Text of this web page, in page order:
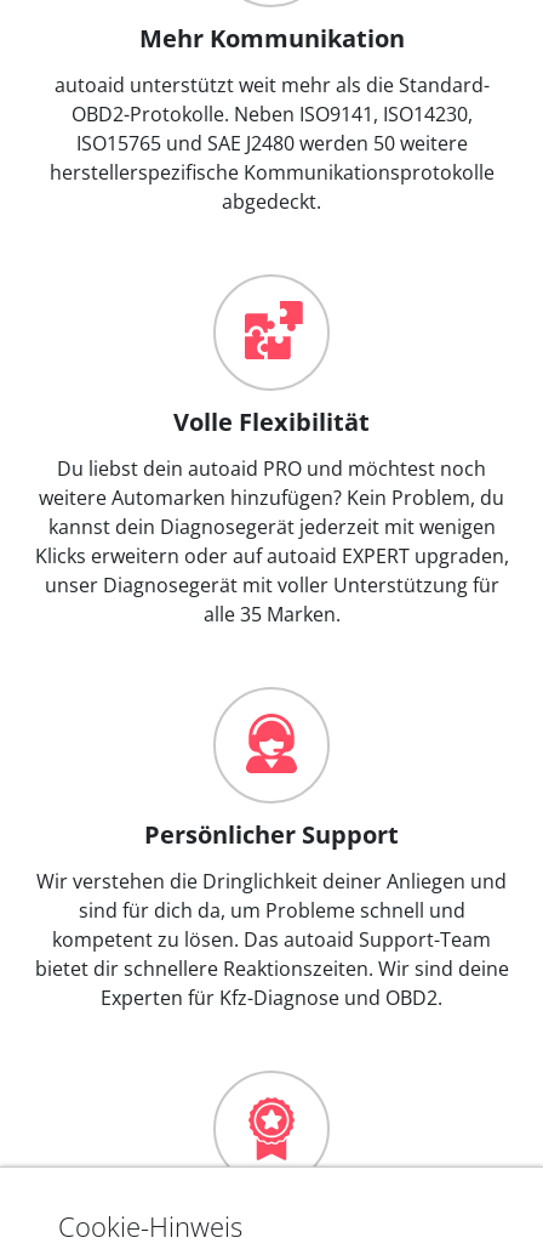
Mehr Kommunikation
autoaid unterstützt weit mehr als die Standard-
OBD2-Protokolle. Neben ISO9141, ISO14230,
ISO15765 und SAE J2480 werden 50 weitere
herstellerspezifische Kommunikationsprotokolle
abgedeckt.
Volle Flexibilität
Du liebst dein autoaid PRO und möchtest noch
weitere Automarken hinzufügen? Kein Problem, du
kannst dein Diagnosegerät jederzeit mit wenigen
Klicks erweitern oder auf autoaid EXPERT upgraden,
unser Diagnosegerät mit voller Unterstützung für
alle 35 Marken.
Persönlicher Support
Wir verstehen die Dringlichkeit deiner Anliegen und
sind für dich da, um Probleme schnell und
kompetent zu lösen. Das autoaid Support-Team
bietet dir schnellere Reaktionszeiten. Wir sind deine
Experten für Kfz-Diagnose und OBD2.
Mehr als 10 Jahre Erfahrung
Cookie-Hinweis